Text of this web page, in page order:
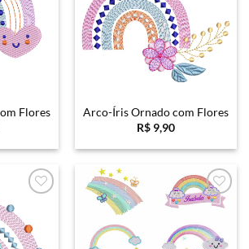
Flores
Arco-Íris Ornado com Flores
R$ 9,90
Favoritar Favoritar